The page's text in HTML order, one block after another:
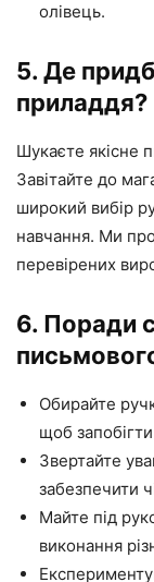
олівець.
5. Де
приладдя?
Шукаєте якісне
Завітайте до
широкий вибір
навчання. Ми
перевірених
6. Поради
Обирайте
щоб
Звертайте
забезпечити
Майте під
виконання